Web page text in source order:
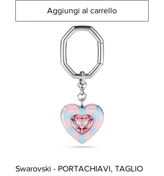
Aggiungi al carrello
Swarovski - PORTACHIAVI, TAGLIO